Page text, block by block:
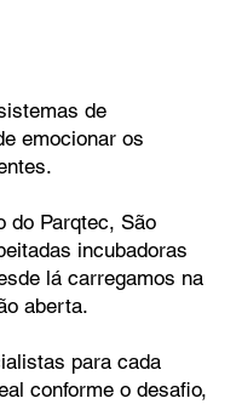
de
emocionar os
do Parqtec, São
incubadoras
lá carregamos na
aberta.
para cada
conforme o desafio,